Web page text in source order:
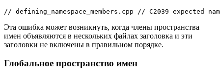
// defining_namespace_members.cpp // C2039
Эта ошибка может возникнуть, когда члены пространства
имен объявляются в нескольких файлах заголовка и эти
заголовки не включены в правильном порядке.
Глобальное пространство имен